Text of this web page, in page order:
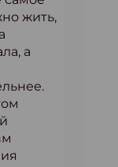
жить,
а